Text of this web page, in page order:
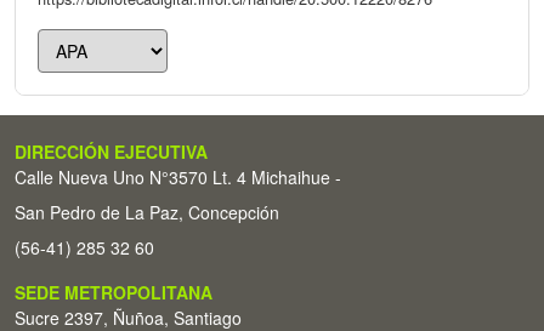
DIRECCIÓN EJECUTIVA
Calle Nueva Uno N°3570 Lt. 4 Michaihue -
San Pedro de La Paz, Concepción
(56-41) 285 32 60
SEDE METROPOLITANA
Sucre 2397, Ñuñoa, Santiago